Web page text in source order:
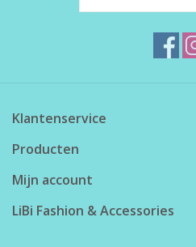
Herensokken
Klantenservice
Producten
Mijn account
LiBi Fashion & Accessories